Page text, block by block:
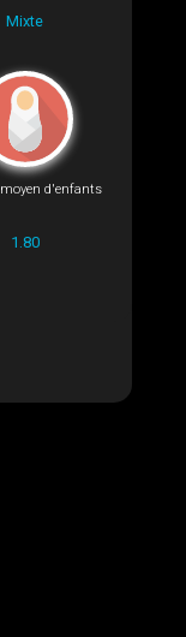
Mixte
d'enfants
1.80